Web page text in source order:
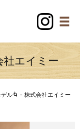
社エイミー
ル🌀 - 株式会社エイミー